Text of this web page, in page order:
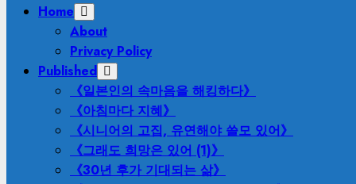
PrimaryHome
About
Privacy Policy
Published
《일본인의 속마음을 해킹하다》
《아침마다 지혜》
《시니어의 고집, 유연해야 쓸모 있어》
《그래도 희망은 있어 (1)》
《30년 후가 기대되는 삶》